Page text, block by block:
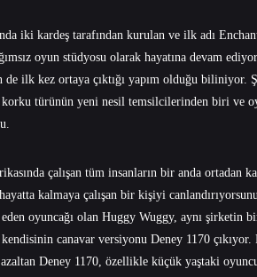
iki kardeş tarafından kurulan ve ilk adı
oyun stüdyosu olarak hayatına devam
ilk kez ortaya çıktığı yapım olduğu biliniyor.
türünün yeni nesil temsilcilerinden biri ve
çalışan tüm insanların bir anda ortadan
kalmaya çalışan bir kişiyi
oyuncağı olan Huggy Wuggy, aynı şirketin
canavar versiyonu Deney 1170 çıkıyor.
azaltan Deney 1170, özellikle küçük yaştaki